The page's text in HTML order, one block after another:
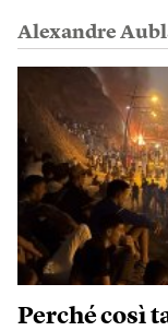
Alexandre
Perché così